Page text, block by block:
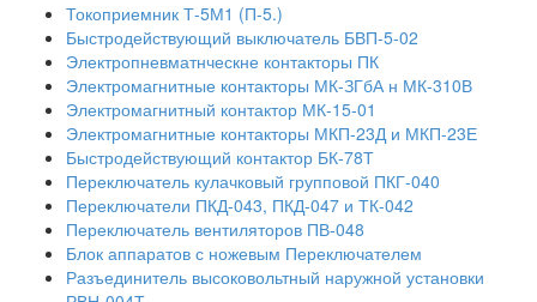
Токоприемник Т-5М1 (П-5.)
Быстродействующий выключатель БВП-5-02
Электропневматнческне контакторы ПК
Электромагнитные контакторы МК-ЗГбА н МК-310В
Электромагнитный контактор МК-15-01
Электромагнитные контакторы МКП-23Д и МКП-23Е
Быстродействующий контактор БК-78Т
Переключатель кулачковый групповой ПКГ-040
Переключатели ПКД-043, ПКД-047 и ТК-042
Переключатель вентиляторов ПВ-048
Блок аппаратов с ножевым Переключателем
Разъединитель высоковольтный наружной установки